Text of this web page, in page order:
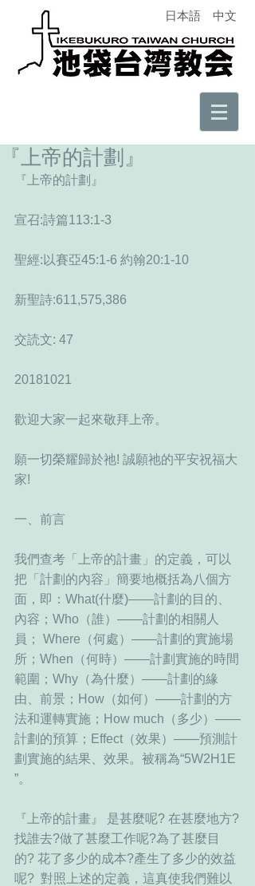
日本語 中文
『上帝的計劃』
『上帝的計劃』
宣召:詩篇113:1-3
聖經:以賽亞45:1-6 約翰20:1-10
新聖詩:611,575,386
交読文: 47
20181021
歡迎大家一起來敬拜上帝。
願一切榮耀歸於祂! 誠願祂的平安祝福大
家!
一、前言
我們查考「上帝的計畫」的定義，可以
把「計劃的內容」簡要地概括為八個方
面，即：What(什麼)——計劃的目的、
內容；Who（誰）——計劃的相關人
員； Where（何處）——計劃的實施場
所；When（何時）——計劃實施的時間
範圍；Why（為什麼）——計劃的緣
由、前景；How（如何）——計劃的方
法和運轉實施；How much（多少）——
計劃的預算；Effect（效果）——預測計
劃實施的結果、效果。被稱為“5W2H1E
”。
『上帝的計畫』 是甚麼呢? 在甚麼地方?
找誰去?做了甚麼工作呢?為了甚麼目
的? 花了多少的成本?產生了多少的效益
呢?  對照上述的定義，這真使我們難以